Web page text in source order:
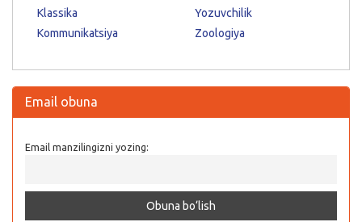
Klassika
Kommunikatsiya
Yozuvchilik
Zoologiya
Email obuna
Email manzilingizni yozing: